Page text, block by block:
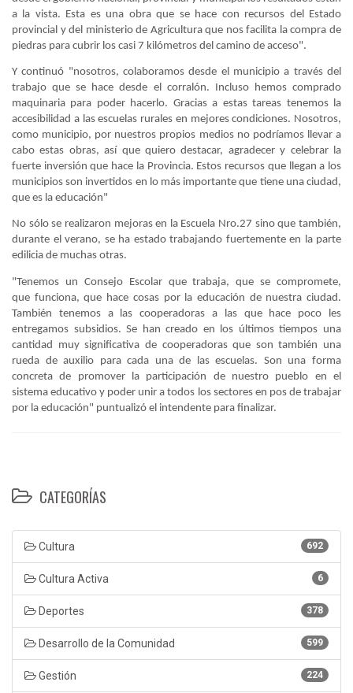
a la vista. Esta es una obra que se hace con recursos del Estado
provincial y del ministerio de Agricultura que nos facilita la compra de
piedras para cubrir los casi 7 kilómetros del camino de acceso".
Y continuó "nosotros, colaboramos desde el municipio a través del
trabajo que se hace desde el corralón. Incluso hemos comprado
maquinaria para poder hacerlo. Gracias a estas tareas tenemos la
accesibilidad a las escuelas rurales en mejores condiciones. Nosotros,
como municipio, por nuestros propios medios no podríamos llevar a
cabo estas obras, así que quiero destacar, agradecer y celebrar la
fuerte inversión que hace la Provincia. Estos recursos que llegan a los
municipios son invertidos en lo más importante que tiene una ciudad,
que es la educación"
No sólo se realizaron mejoras en la Escuela Nro.27 sino que también,
durante el verano, se ha estado trabajando fuertemente en la parte
edilicia de muchas otras.
"Tenemos un Consejo Escolar que trabaja, que se compromete,
que funciona, que hace cosas por la educación de nuestra ciudad.
También tenemos a las cooperadoras a las que hace poco les
entregamos subsidios. Se han creado en los últimos tiempos una
cantidad muy significativa de cooperadoras que son también una
rueda de auxilio para cada una de las escuelas. Son una forma
concreta de promover la participación de nuestro pueblo en el
sistema educativo y poder unir a todos los sectores en pos de trabajar
por la educación" puntualizó el intendente para finalizar.
CATEGORÍAS
692
Cultura
6
Cultura Activa
378
Deportes
599
Desarrollo de la Comunidad
224
Gestión